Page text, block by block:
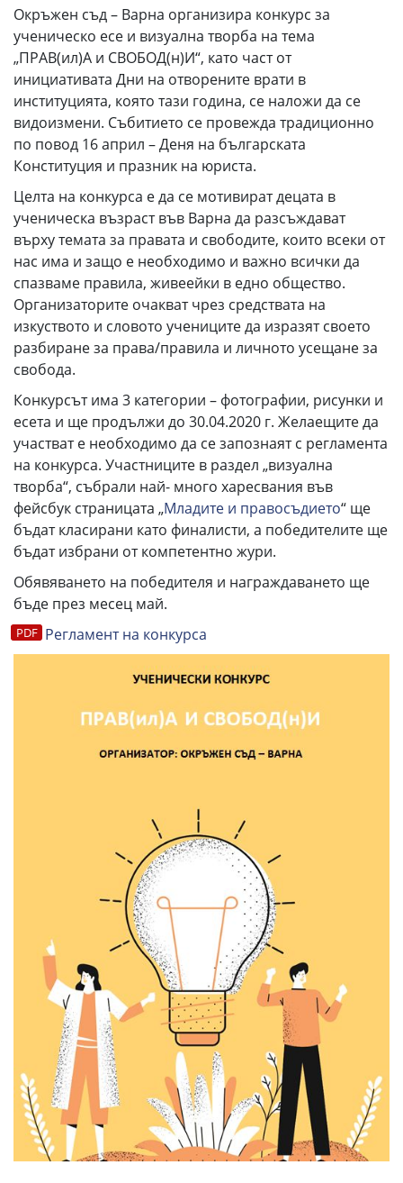
Окръжен съд – Варна организира конкурс за
ученическо есе и визуална творба на тема
„ПРАВ(ил)А и СВОБОД(н)И“, като част от
инициативата Дни на отворените врати в
институцията, която тази година, се наложи да се
видоизмени. Събитието се провежда традиционно
по повод 16 април – Деня на българската
Конституция и празник на юриста.
Целта на конкурса е да се мотивират децата в
ученическа възраст във Варна да разсъждават
върху темата за правата и свободите, които всеки от
нас има и защо е необходимо и важно всички да
спазваме правила, живеейки в едно общество.
Организаторите очакват чрез средствата на
изкуството и словото учениците да изразят своето
разбиране за права/правила и личното усещане за
свобода.
Конкурсът има 3 категории – фотографии, рисунки и
есета и ще продължи до 30.04.2020 г. Желаещите да
участват е необходимо да се запознаят с регламента
на конкурса. Участниците в раздел „визуална
творба“, събрали най- много харесвания във
фейсбук страницата „Младите и правосъдието“ ще
бъдат класирани като финалисти, а победителите ще
бъдат избрани от компетентно жури.
Обявяването на победителя и награждаването ще
бъде през месец май.
Регламент на конкурса